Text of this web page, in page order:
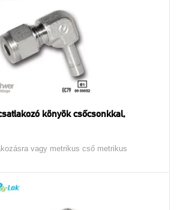
könyök csőcsonkkal,
vagy metrikus cső metrikus